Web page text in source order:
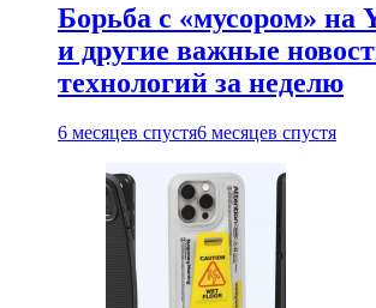
Борьба с «мусором» на
и другие важные
технологий за неделю
6 месяцев спустя6 месяцев спустя